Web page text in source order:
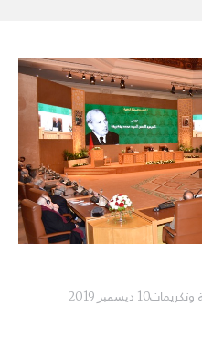
وتكريمات10 ديسمبر 2019